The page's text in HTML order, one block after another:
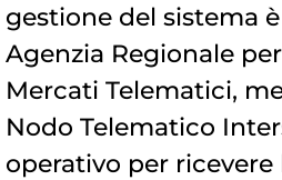
gestione del sistema è
Agenzia Regionale
Mercati Telematici,
Nodo Telematico
operativo per